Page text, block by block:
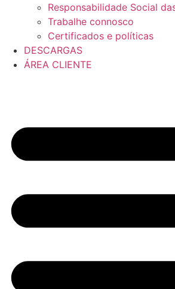
Responsabilidade Social
Trabalhe connosco
Certificados e políticas
DESCARGAS
ÁREA CLIENTE